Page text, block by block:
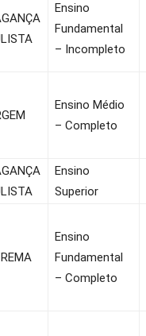
Ensino
Fundamental
– Incompleto
Ensino Médio
– Completo
Ensino
Superior
Ensino
Fundamental
– Completo